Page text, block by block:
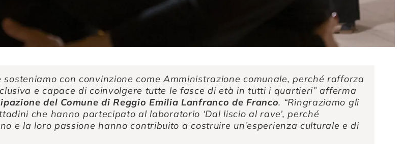
sosteniamo con convinzione come Amministrazione comunale, perché rafforza
e capace di coinvolgere tutte le fasce di età in tutti i quartieri” afferma
del Comune di Reggio Emilia Lanfranco de Franco. “Ringraziamo gli
che hanno partecipato al laboratorio ‘Dal liscio al rave’, perché
e la loro passione hanno contribuito a costruire un’esperienza culturale e di